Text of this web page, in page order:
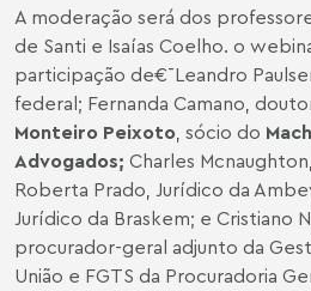
A moderação será dos
de Santi e Isaías Coelho. o
participação de€¯Leandro
federal; Fernanda Camano,
Monteiro Peixoto, sócio do
Advogados; Charles
Roberta Prado, Jurídico da
Jurídico da Braskem; e Cristiano
procurador-geral adjunto da
União e FGTS da Procuradoria